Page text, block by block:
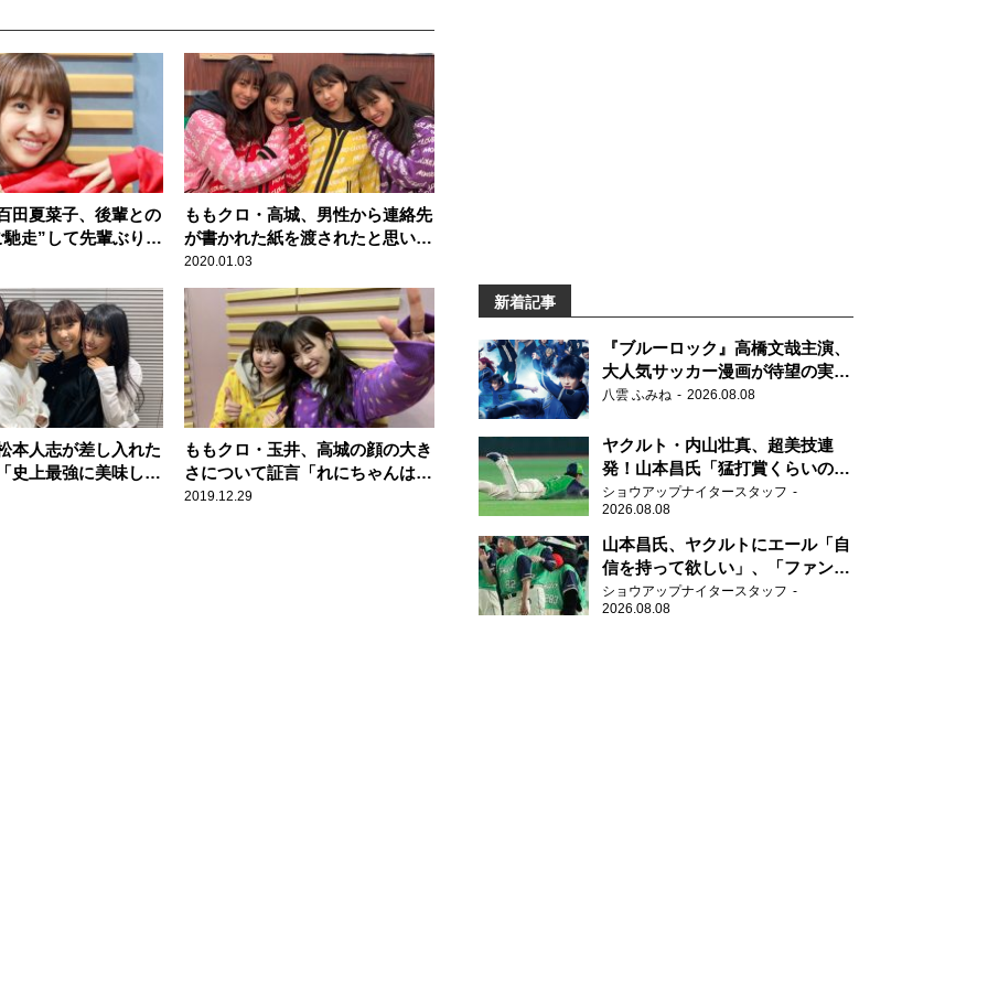
田夏菜子、後輩との
走”して先輩ぶりを
ももクロ・高城、男性から連絡先
が書かれた紙を渡されたと思い込
み……
2020.01.03
本人志が差し入れた
史上最強に美味しか
ももクロ・玉井、高城の顔の大き
さについて証言「れにちゃんは縦
長な顔なだけで、面積は小さい」
2019.12.29
新着記事
『ブルーロック』高橋文哉主演、
大人気サッカー漫画が待望の実写
映画に
八雲 ふみね 2026.08.08
ヤクルト・内山壮真、超美技連
発！山本昌氏「猛打賞くらいの価
値」
ショウアップナイタースタッフ
2026.08.08
山本昌氏、ヤクルトにエール「自
信を持って欲しい」、「ファンの
方も毎日応援してくれています」
ショウアップナイタースタッフ
2026.08.08